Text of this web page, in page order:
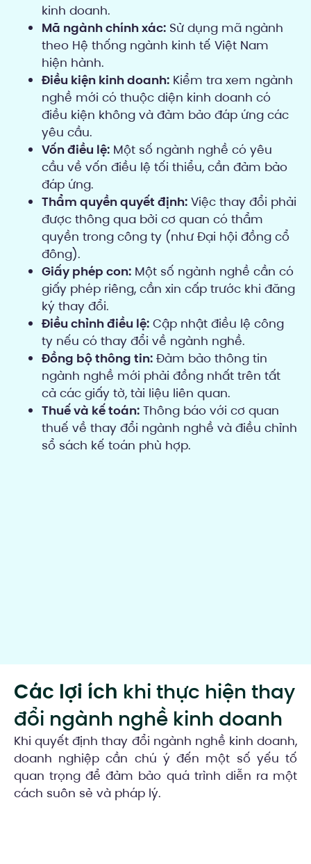
kinh doanh.
Mã ngành chính xác: Sử dụng mã ngành
theo Hệ thống ngành kinh tế Việt Nam
hiện hành.
Điều kiện kinh doanh: Kiểm tra xem ngành
nghề mới có thuộc diện kinh doanh có
điều kiện không và đảm bảo đáp ứng các
yêu cầu.
Vốn điều lệ: Một số ngành nghề có yêu
cầu về vốn điều lệ tối thiểu, cần đảm bảo
đáp ứng.
Thẩm quyền quyết định: Việc thay đổi phải
được thông qua bởi cơ quan có thẩm
quyền trong công ty (như Đại hội đồng cổ
đông).
Giấy phép con: Một số ngành nghề cần có
giấy phép riêng, cần xin cấp trước khi đăng
ký thay đổi.
Điều chỉnh điều lệ: Cập nhật điều lệ công
ty nếu có thay đổi về ngành nghề.
Đồng bộ thông tin: Đảm bảo thông tin
ngành nghề mới phải đồng nhất trên tất
cả các giấy tờ, tài liệu liên quan.
Thuế và kế toán: Thông báo với cơ quan
thuế về thay đổi ngành nghề và điều chỉnh
sổ sách kế toán phù hợp.
Các lợi ích khi thực hiện thay
đổi ngành nghề kinh doanh
Khi quyết định thay đổi ngành nghề kinh doanh,
doanh nghiệp cần chú ý đến một số yếu tố
quan trọng để đảm bảo quá trình diễn ra một
cách suôn sẻ và pháp lý.